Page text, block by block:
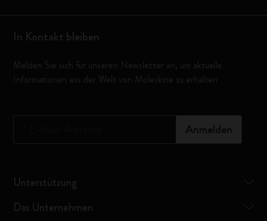
In Kontakt bleiben
Melden Sie sich für unseren Newsletter an, um aktuelle
Informationen aus der Welt von Moleskine zu erhalten
Anmelden
Unterstützung
Das Unternehmen